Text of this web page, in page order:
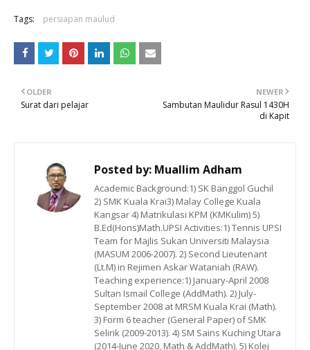
Tags: persiapan maulud
NEWER
Sambutan Maulidur Rasul 1430H
di Kapit
OLDER
Surat dari pelajar
Posted by: Muallim Adham
Academic Background:1) SK Banggol Guchil
2) SMK Kuala Krai3) Malay College Kuala
Kangsar 4) Matrikulasi KPM (KMKulim) 5)
B.Ed(Hons)Math.UPSI Activities:1) Tennis UPSI
Team for Majlis Sukan Universiti Malaysia
(MASUM 2006-2007). 2) Second Lieutenant
(Lt.M) in Rejimen Askar Wataniah (RAW).
Teaching experience:1) January-April 2008
Sultan Ismail College (AddMath). 2) July-
September 2008 at MRSM Kuala Krai (Math).
3) Form 6 teacher (General Paper) of SMK
Selirik (2009-2013). 4) SM Sains Kuching Utara
(2014-June 2020, Math & AddMath). 5) Kolej